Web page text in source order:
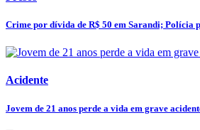
Crime por dívida de R$ 50 em Sarandi; Polícia
Acidente
Jovem de 21 anos perde a vida em grave